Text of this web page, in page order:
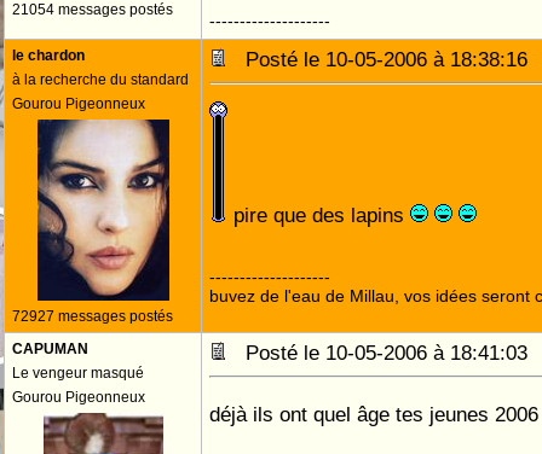
21054 messages postés
--------------------
le chardon
à la recherche du standard
Gourou Pigeonneux
72927 messages postés
Posté le 10-05-2006 à
pire que des lapins
--------------------
buvez de l'eau de Millau, vos idées seront
CAPUMAN
Le vengeur masqué
Gourou Pigeonneux
Posté le 10-05-2006 à
déjà ils ont quel âge tes jeunes